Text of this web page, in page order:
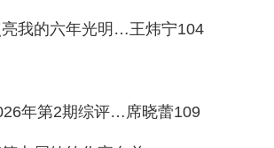
亮我的六年光明…王炜宁104
年第2期综评…席晓蕾109